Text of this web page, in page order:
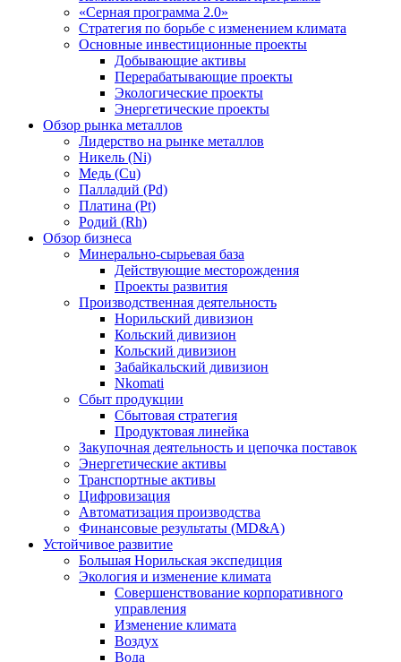
«Серная программа 2.0»
Стратегия по борьбе с изменением климата
Основные инвестиционные проекты
Добывающие активы
Перерабатывающие проекты
Экологические проекты
Энергетические проекты
Обзор рынка металлов
Лидерство на рынке металлов
Никель (Ni)
Медь (Cu)
Палладий (Pd)
Платина (Pt)
Родий (Rh)
Обзор бизнеса
Минерально-сырьевая база
Действующие месторождения
Проекты развития
Производственная деятельность
Норильский дивизион
Кольский дивизион
Кольский дивизион
Забайкальский дивизион
Nkomati
Сбыт продукции
Сбытовая стратегия
Продуктовая линейка
Закупочная деятельность и цепочка поставок
Энергетические активы
Транспортные активы
Цифровизация
Автоматизация производства
Финансовые результаты (MD&A)
Устойчивое развитие
Большая Норильская экспедиция
Экология и изменение климата
Совершенствование корпоративного
управления
Изменение климата
Воздух
Вода